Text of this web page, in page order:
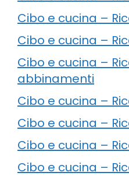
Cibo e cucina –
Cibo e cucina –
Cibo e cucina –
abbinamenti
Cibo e cucina –
Cibo e cucina –
Cibo e cucina –
Cibo e cucina –